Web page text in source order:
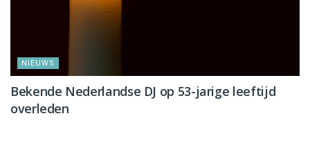
NIEUWS
Bekende Nederlandse DJ op 53-jarige leeftijd
overleden